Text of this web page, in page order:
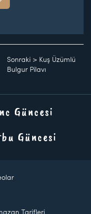
Sonraki > Kuş Üzümlü
Bulgur Pilavı
Güncesi
Güncesi
Tarifleri